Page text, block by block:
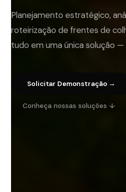
Planejamento estratégico,
roteirização de frentes de
tudo em uma única solução —
Solicitar Demonstração →
Conheça nossas soluções ↓